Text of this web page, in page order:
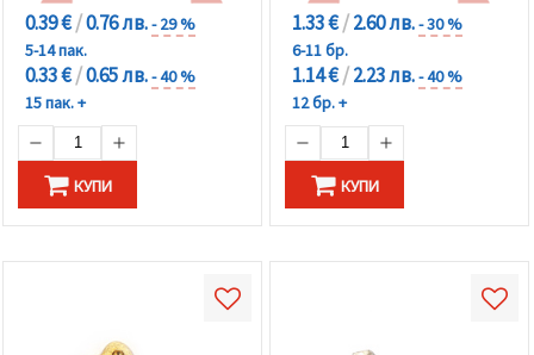
0.39 €/0.76 лв.- 29 %
5-14 пак.
0.33 €/0.65 лв.- 40 %
15 пак. +
КУПИ
1.33 €/2.60 лв.- 30 %
6-11 бр.
1.14 €/2.23 лв.- 40 %
12 бр. +
КУПИ